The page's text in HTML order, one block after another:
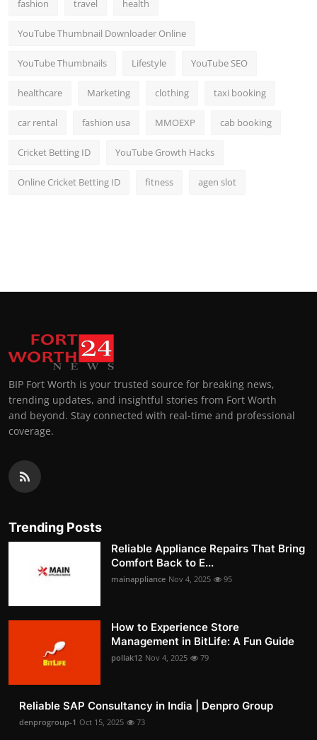
fashion travel health
YouTube Thumbnail Downloader Online
YouTube Thumbnails Lifestyle YouTube SEO
healthcare Marketing clothing taxi booking
car rental fashion usa MMOEXP cab booking
Cricket Betting ID YouTube Growth Hacks
Online Cricket Betting ID fitness agen slot
BIP Fort Worth is your trusted source for breaking news,
trending updates, and insightful stories from Fort Worth
and beyond. Stay connected with real-time and professional
coverage.
Trending Posts
Reliable Appliance Repairs That Bring
Comfort Back to E...
mainappliance Nov 4, 2025 95
How to Experience Store
Management in BitLife: A Fun Guide
pollak12 Nov 4, 2025 79
Reliable SAP Consultancy in India | Denpro Group
denprogroup-1 Oct 15, 2025 73